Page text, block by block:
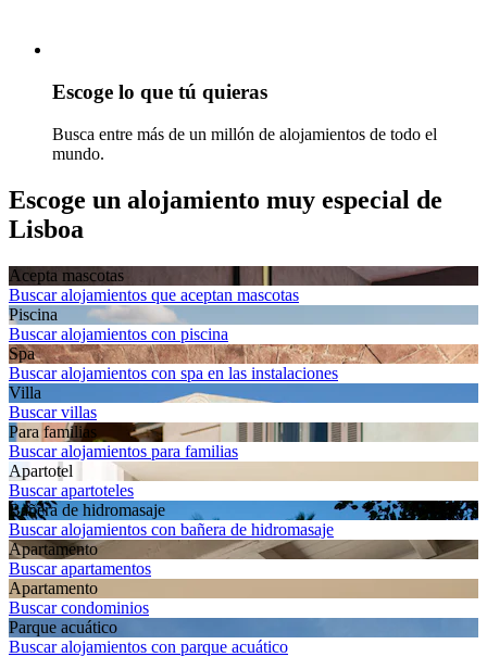
Escoge lo que tú quieras
Busca entre más de un millón de alojamientos de todo el
mundo.
Escoge un alojamiento muy especial de
Lisboa
Acepta mascotas
Buscar alojamientos que aceptan mascotas
Piscina
Buscar alojamientos con piscina
Spa
Buscar alojamientos con spa en las instalaciones
Villa
Buscar villas
Para familias
Buscar alojamientos para familias
Apartotel
Buscar apartoteles
Bañera de hidromasaje
Buscar alojamientos con bañera de hidromasaje
Apartamento
Buscar apartamentos
Apartamento
Buscar condominios
Parque acuático
Buscar alojamientos con parque acuático